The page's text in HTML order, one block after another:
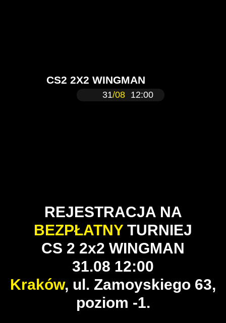
CS2 2X2 WINGMAN
31/08 12:00
REJESTRACJA NA
BEZPŁATNYTURNIEJ
CS 2 2x2 WINGMAN
31.08 12:00
Kraków, ul. Zamoyskiego 63,
poziom -1.